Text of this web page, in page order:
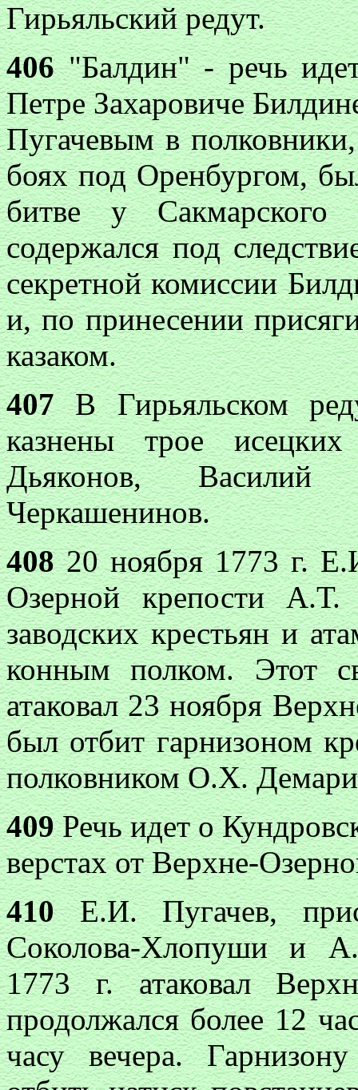
Гирьяльский редут.
406"Балдин" - речь идет
Петре Захаровиче
Пугачевым в
боях под Оренбургом,
битве у
содержался под
секретной комиссии
и, по принесении
казаком.
407В Гирьяльском
казнены трое
Дьяконов,
Черкашенинов.
40820 ноября 1773 г.
Озерной крепости
заводских крестьян и
конным полком. Этот
атаковал 23 ноября
был отбит гарнизоном
полковником О.X.
409Речь идет о
верстах от Верхне-
410Е.И. Пугачев,
Соколова-Хлопуши и
1773 г. атаковал
продолжался более 12
часу вечера.